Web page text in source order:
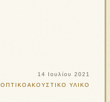
14 Ιουλίου 2021
ΟΠΤΙΚΟΑΚΟΥΣΤΙΚΟ ΥΛΙΚΟ